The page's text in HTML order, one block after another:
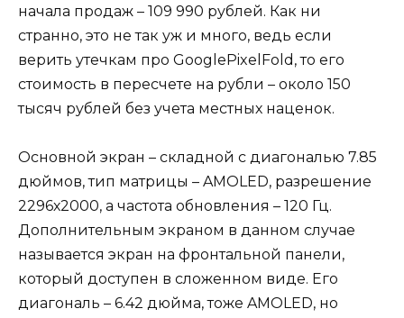
начала продаж – 109 990 рублей. Как ни
странно, это не так уж и много, ведь если
верить утечкам про GooglePixelFold, то его
стоимость в пересчете на рубли – около 150
тысяч рублей без учета местных наценок.
Основной экран – складной с диагональю 7.85
дюймов, тип матрицы – AMOLED, разрешение
2296х2000, а частота обновления – 120 Гц.
Дополнительным экраном в данном случае
называется экран на фронтальной панели,
который доступен в сложенном виде. Его
диагональ – 6.42 дюйма, тоже AMOLED, но